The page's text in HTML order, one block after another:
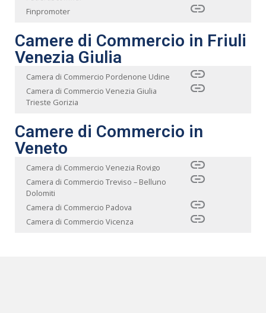
Finpromoter
Camere di Commercio in Friuli
Venezia Giulia
Camera di Commercio Pordenone Udine
Camera di Commercio Venezia Giulia
Trieste Gorizia
Camere di Commercio in
Veneto
Camera di Commercio Venezia Rovigo
Camera di Commercio Treviso – Belluno
Dolomiti
Camera di Commercio Padova
Camera di Commercio Vicenza